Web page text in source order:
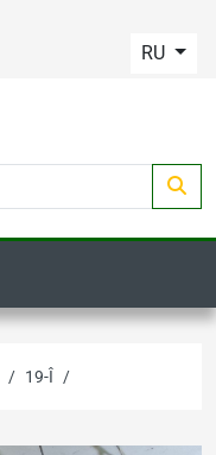
RU
19-Î